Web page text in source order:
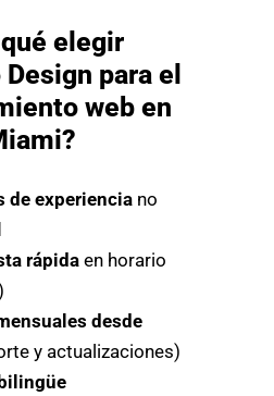
elegir
para el
web en
de experienciano
rápida en horario
desde
y actualizaciones)